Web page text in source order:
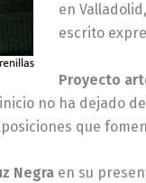
en
escrito
Proyecto
inicio no ha dejado
que
Negra en su